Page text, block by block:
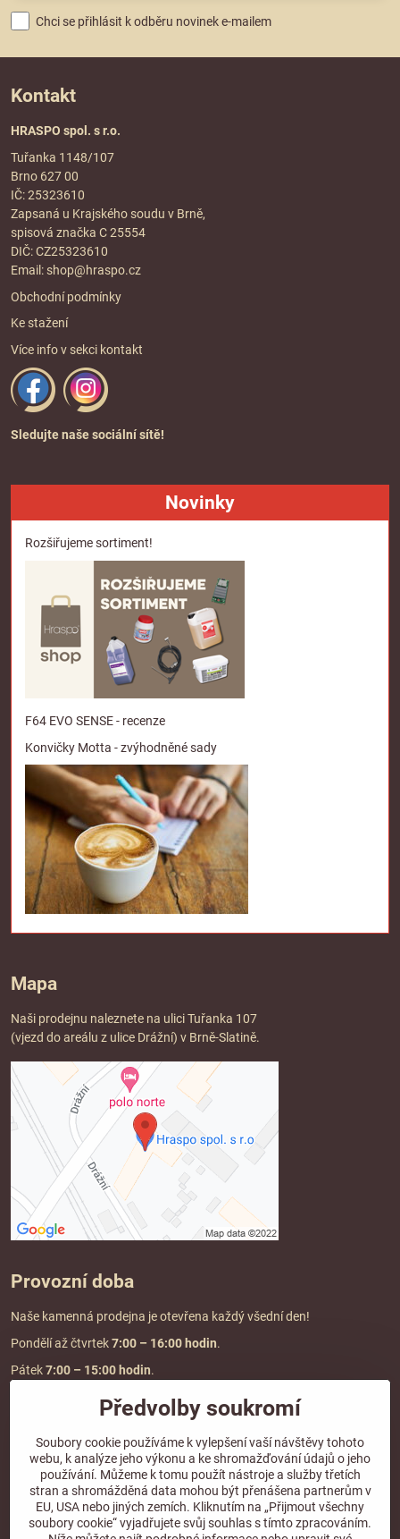
Chci se přihlásit k odběru novinek e-mailem
Kontakt
HRASPO spol. s r.o.
Tuřanka 1148/107
Brno 627 00
IČ: 25323610
Zapsaná u Krajského soudu v Brně,
spisová značka C 25554
DIČ: CZ25323610
Email: shop@hraspo.cz
Obchodní podmínky
Ke stažení
Více info v sekci kontakt
Sledujte naše sociální sítě!
Novinky
Rozšiřujeme sortiment!
F64 EVO SENSE - recenze
Konvičky Motta - zvýhodněné sady
Mapa
Naši prodejnu naleznete na ulici Tuřanka 107
(vjezd do areálu z ulice Drážní) v Brně-Slatině.
Provozní doba
Naše kamenná prodejna je otevřena každý všední den!
Pondělí až čtvrtek7:00 – 16:00 hodin.
Pátek7:00 – 15:00 hodin.
Doprava a platba
DOPRAVA ZDARMA
při objednávce nad2000 Kč vč. DPH.
*Nevztahuje se na paletovou přepravu.
Předvolby soukromí
Soubory cookie používáme k vylepšení vaší návštěvy tohoto
webu, k analýze jeho výkonu a ke shromažďování údajů o jeho
používání. Můžeme k tomu použít nástroje a služby třetích
stran a shromážděná data mohou být přenášena partnerům v
EU, USA nebo jiných zemích. Kliknutím na „Přijmout všechny
soubory cookie“ vyjadřujete svůj souhlas s tímto zpracováním.